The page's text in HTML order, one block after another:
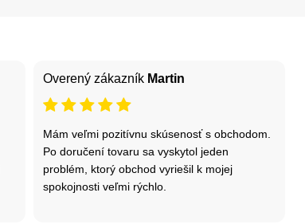
Overený zákazník Martin
Mám veľmi pozitívnu skúsenosť s obchodom.
Po doručení tovaru sa vyskytol jeden
problém, ktorý obchod vyriešil k mojej
spokojnosti veľmi rýchlo.